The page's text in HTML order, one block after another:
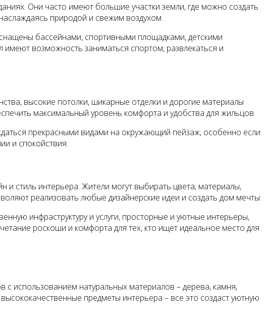
Они часто имеют большие участки земли, где можно создать
природой и свежим воздухом.
бассейнами, спортивными площадками, детскими
возможность заниматься спортом, развлекаться и
высокие потолки, шикарные отделки и дорогие материалы
максимальный уровень комфорта и удобства для жильцов.
прекрасными видами на окружающий пейзаж, особенно если
и спокойствия.
стиль интерьера. Жители могут выбирать цвета, материалы,
реализовать любые дизайнерские идеи и создать дом мечты.
инфраструктуру и услуги, просторные и уютные интерьеры,
роскоши и комфорта для тех, кто ищет идеальное место для
с использованием натуральных материалов – дерева, камня,
предметы интерьера – все это создаст уютную